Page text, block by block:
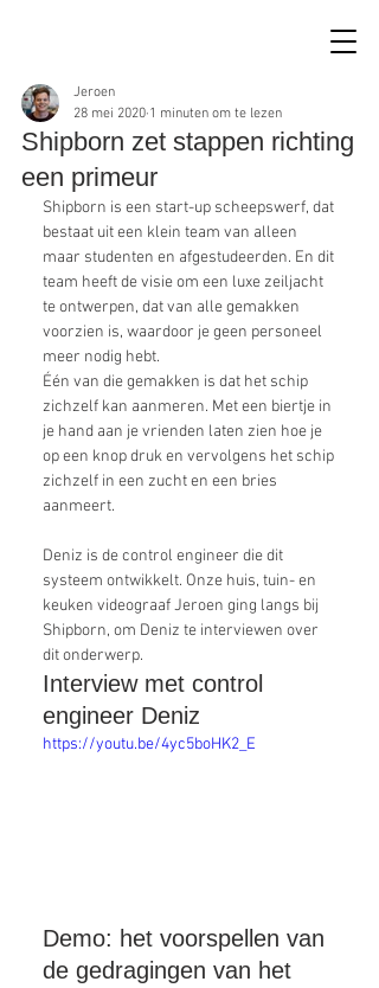
Shipborn zet stappen richting
een primeur
Jeroen
28 mei 2020 1 minuten om te lezen
Shipborn is een start-up scheepswerf, dat
bestaat uit een klein team van alleen
maar studenten en afgestudeerden. En dit
team heeft de visie om een luxe zeiljacht
te ontwerpen, dat van alle gemakken
voorzien is, waardoor je geen personeel
meer nodig hebt.
Één van die gemakken is dat het schip
zichzelf kan aanmeren. Met een biertje in
je hand aan je vrienden laten zien hoe je
op een knop druk en vervolgens het schip
zichzelf in een zucht en een bries
aanmeert.
Deniz is de control engineer die dit
systeem ontwikkelt. Onze huis, tuin- en
keuken videograaf Jeroen ging langs bij
Shipborn, om Deniz te interviewen over
dit onderwerp.
Interview met control
engineer Deniz
https://youtu.be/4yc5boHK2_E
Demo: het voorspellen van
de gedragingen van het